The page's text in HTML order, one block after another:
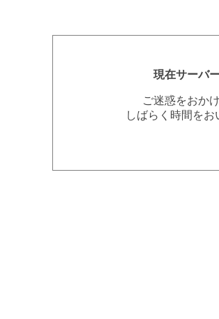
現在サーバ
ご迷惑をおか
しばらく時間を